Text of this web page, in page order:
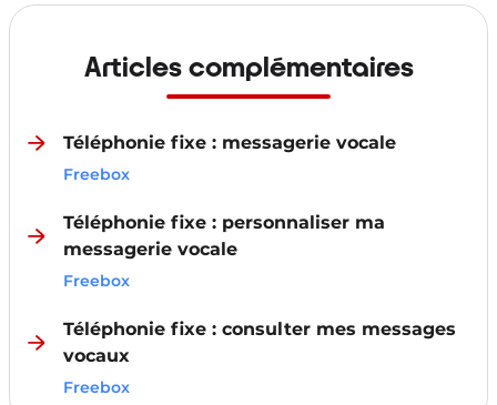
Articles complémentaires
Téléphonie fixe : messagerie vocale
Freebox
Téléphonie fixe : personnaliser ma
messagerie vocale
Freebox
Téléphonie fixe : consulter mes messages
vocaux
Freebox